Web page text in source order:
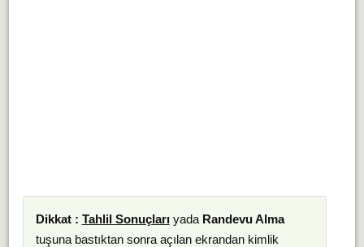
Dikkat : Tahlil Sonuçlarıyada Randevu Alma
tuşuna bastıktan sonra açılan ekrandan kimlik